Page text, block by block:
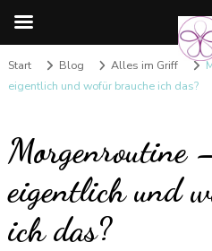
Start Blog Alles im Griff
eigentlich und wofür brauche ich das?
Morgenroutine
eigentlich und
ich das?